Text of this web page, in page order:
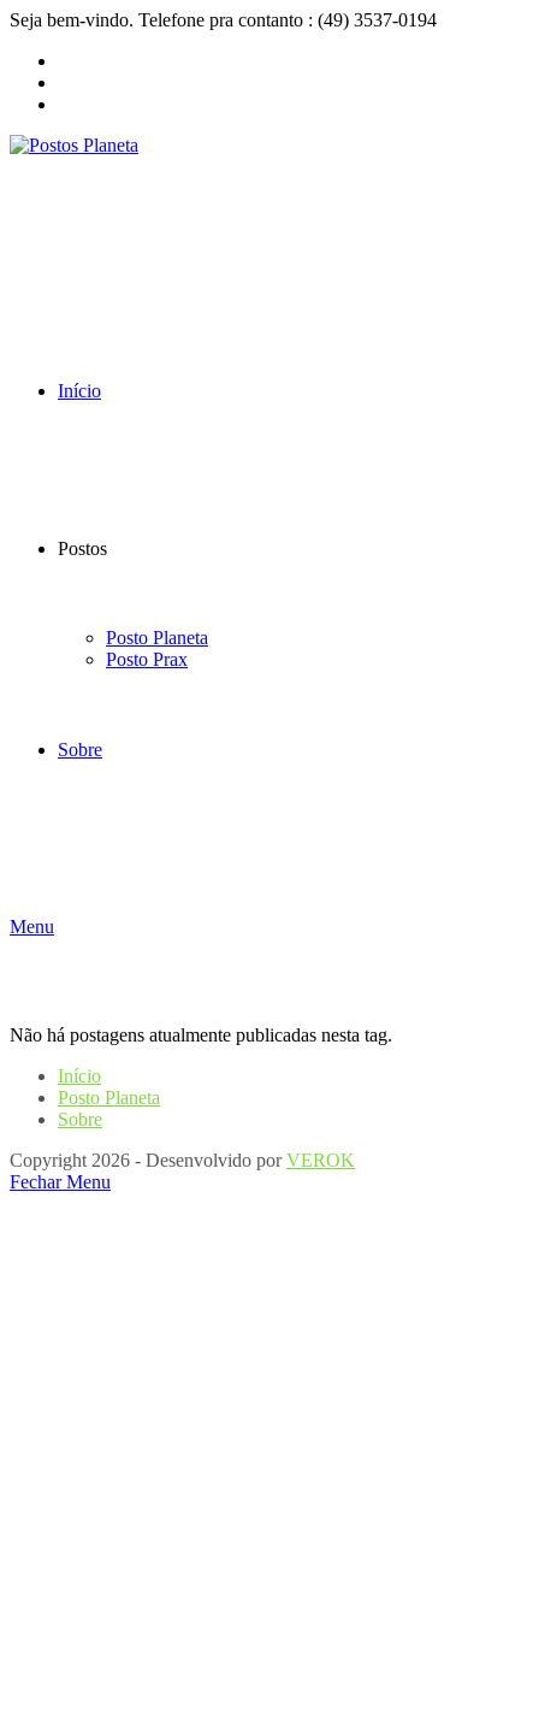
Seja bem-vindo. Telefone pra contanto : (49) 3537-0194
Início
Postos
Posto Planeta
Posto Prax
Sobre
Menu
Não há postagens atualmente publicadas nesta tag.
Início
Posto Planeta
Sobre
Copyright 2026 - Desenvolvido porVEROK
Fechar Menu